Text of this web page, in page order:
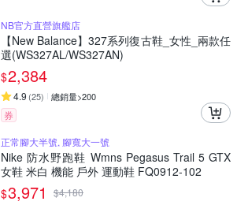
NB官方直營旗艦店
【New Balance】327系列復古鞋_女性_兩款任
選(WS327AL/WS327AN)
$2,384
4.9 (25) 總銷量>200
券
正常腳大半號, 腳寬大一號
Nike 防水野跑鞋 Wmns Pegasus Trail 5 GTX
女鞋 米白 機能 戶外 運動鞋 FQ0912-102
$3,971 $4,180